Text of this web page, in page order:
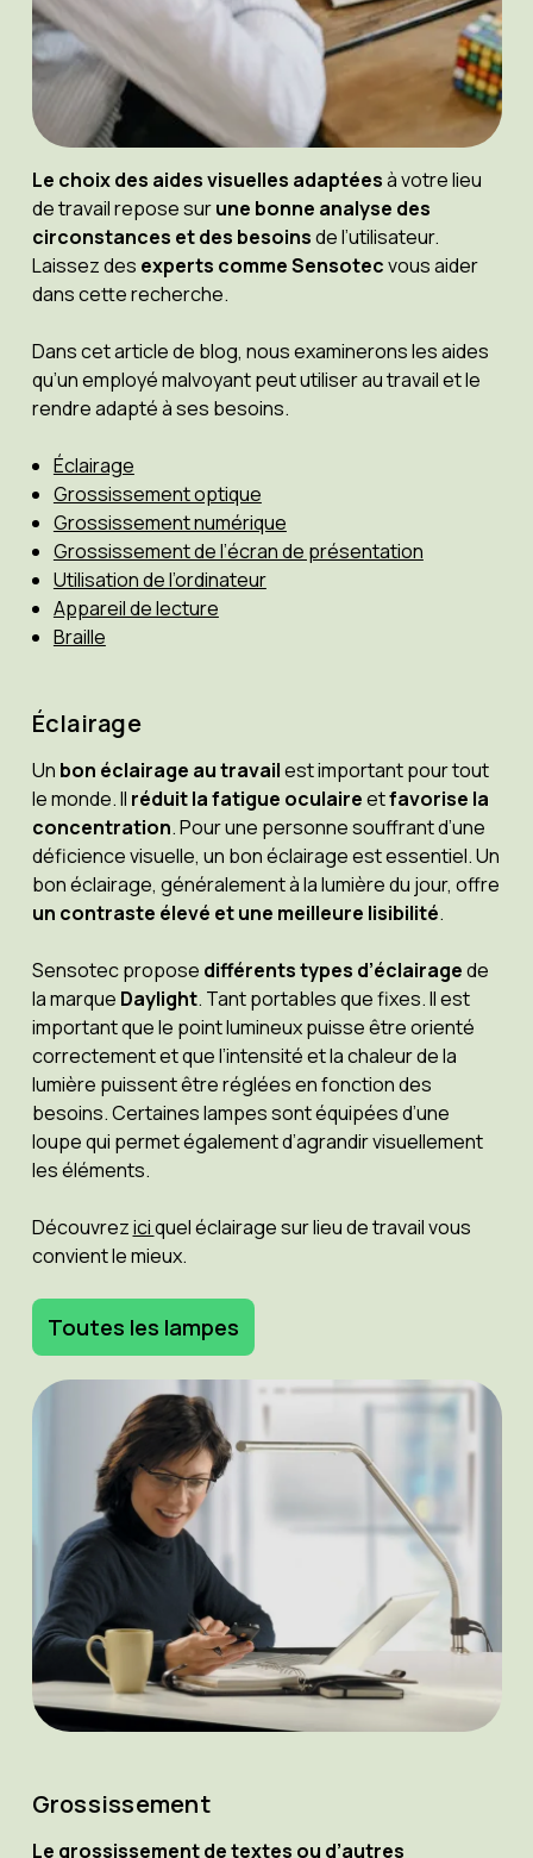
Le choix des aides visuelles adaptéesà votre lieu
de travail repose surune bonne analyse des
circonstances et des besoinsde l’utilisateur.
Laissez des experts comme Sensotecvous aider
dans cette recherche.
Dans cet article de blog, nous examinerons les aides
qu’un employé malvoyant peut utiliser au travail et le
rendre adapté à ses besoins.
Éclairage
Grossissement optique
Grossissement numérique
Grossissement de l’écran de présentation
Utilisation de l’ordinateur
Appareil de lecture
Braille
Éclairage
Un bon éclairage au travailest important pour tout
le monde. Il réduit la fatigue oculaireetfavorise la
concentration. Pour une personne souffrant d’une
déficience visuelle, un bon éclairage est essentiel. Un
bon éclairage, généralement à la lumière du jour, offre
un contraste élevé et une meilleure lisibilité.
Sensotec propose différents types d’éclairagede
la marque Daylight. Tant portables que fixes. Il est
important que le point lumineux puisse être orienté
correctement et que l’intensité et la chaleur de la
lumière puissent être réglées en fonction des
besoins. Certaines lampes sont équipées d’une
loupe qui permet également d’agrandir visuellement
les éléments.
Découvreziciquel éclairage sur lieu de travail vous
convient le mieux.
Toutes les lampes
Grossissement
Le grossissement de textes ou d’autres